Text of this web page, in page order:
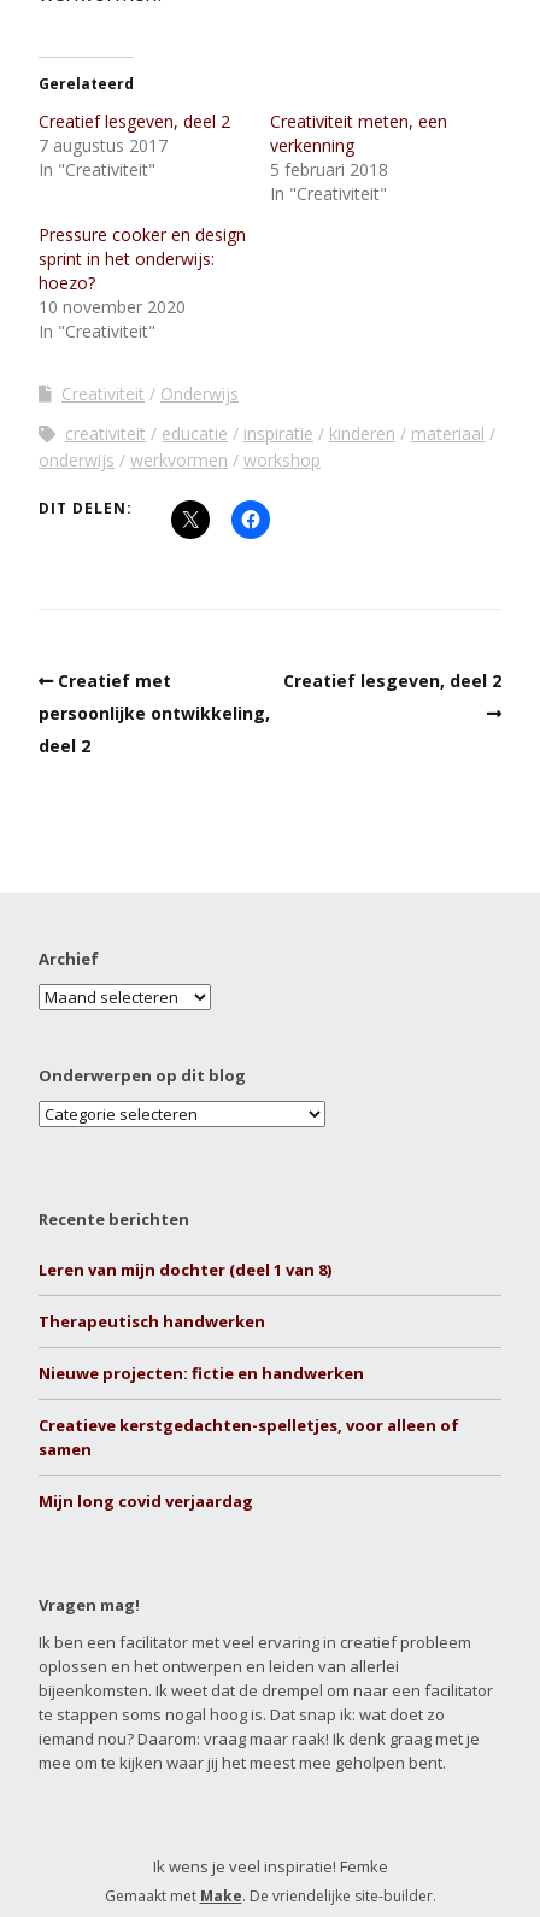
Gerelateerd
Creatief lesgeven, deel 2
7 augustus 2017
In "Creativiteit"
Creativiteit meten, een
verkenning
5 februari 2018
In "Creativiteit"
Pressure cooker en design
sprint in het onderwijs:
hoezo?
10 november 2020
In "Creativiteit"
Creativiteit
Onderwijs
creativiteit
educatie inspiratie kinderen
materiaal
onderwijs
werkvormen workshop
DIT DELEN:
Creatief met
persoonlijke ontwikkeling,
deel 2
Creatief lesgeven, deel 2
Archief
Onderwerpen op dit blog
Recente berichten
Leren van mijn dochter (deel 1 van 8)
Therapeutisch handwerken
Nieuwe projecten: fictie en handwerken
Creatieve kerstgedachten-spelletjes, voor alleen of
samen
Mijn long covid verjaardag
Vragen mag!
Ik ben een facilitator met veel ervaring in creatief probleem
oplossen en het ontwerpen en leiden van allerlei
bijeenkomsten. Ik weet dat de drempel om naar een facilitator
te stappen soms nogal hoog is. Dat snap ik: wat doet zo
iemand nou? Daarom: vraag maar raak! Ik denk graag met je
mee om te kijken waar jij het meest mee geholpen bent.
Ik wens je veel inspiratie! Femke
Gemaakt met Make. De vriendelijke site-builder.